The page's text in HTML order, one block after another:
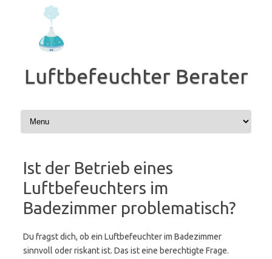
springen
Luftbefeuchter Berater
Ist der Betrieb eines
Luftbefeuchters im
Badezimmer problematisch?
Du fragst dich, ob ein Luftbefeuchter im Badezimmer
sinnvoll oder riskant ist. Das ist eine berechtigte Frage.